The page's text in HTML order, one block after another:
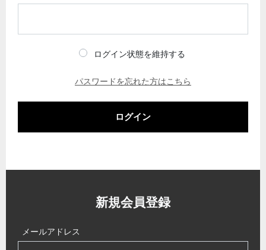
ログイン状態を維持する
パスワードを忘れた方はこちら
ログイン
新規会員登録
メールアドレス